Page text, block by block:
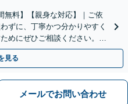
無料】【親身な対応】｜ご依
ずに、丁寧かつ分かりやすく
めにぜひご相談ください。＜
見る
メールでお問い合わせ